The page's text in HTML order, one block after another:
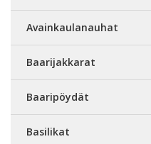
Avainkaulanauhat
Baarijakkarat
Baaripöydät
Basilikat